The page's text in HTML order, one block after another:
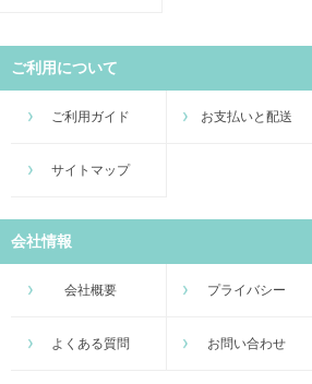
ご利用について
ご利用ガイド お支払いと配送
サイトマップ
会社情報
会社概要 プライバシー
よくある質問 お問い合わせ